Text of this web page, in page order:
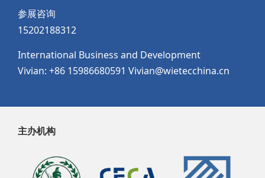
参展咨询
15202188312
International Business and Development
Vivian: +86 15986680591 Vivian@wietecchina.cn
主办机构